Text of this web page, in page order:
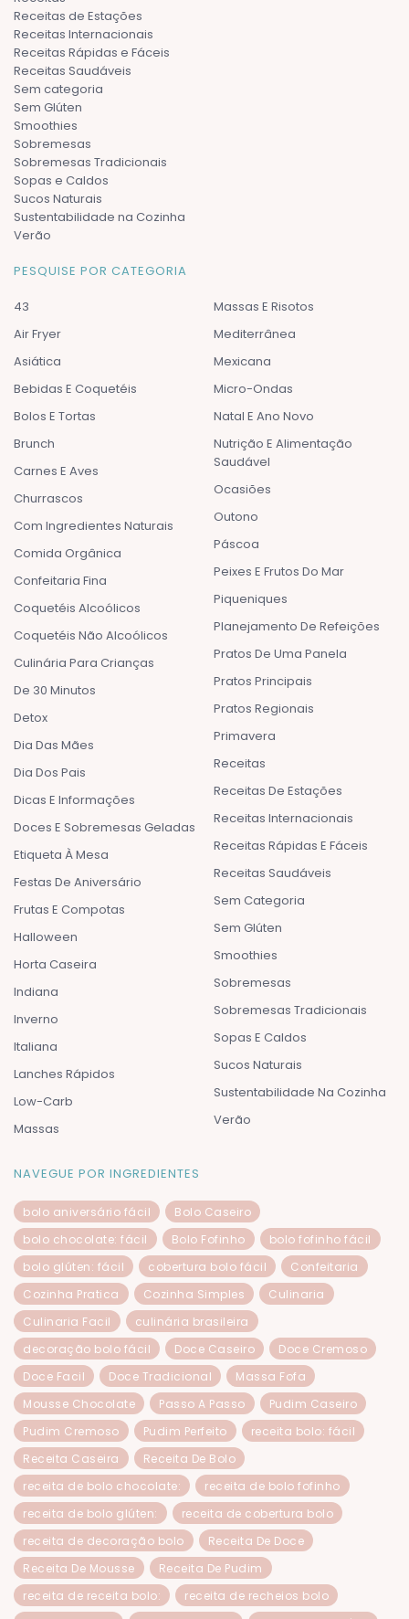
Receitas de Estações
Receitas Internacionais
Receitas Rápidas e Fáceis
Receitas Saudáveis
Sem categoria
Sem Glúten
Smoothies
Sobremesas
Sobremesas Tradicionais
Sopas e Caldos
Sucos Naturais
Sustentabilidade na Cozinha
Verão
PESQUISE POR CATEGORIA
43
Air Fryer
Asiática
Bebidas E Coquetéis
Bolos E Tortas
Brunch
Carnes E Aves
Churrascos
Com Ingredientes Naturais
Comida Orgânica
Confeitaria Fina
Coquetéis Alcoólicos
Coquetéis Não Alcoólicos
Culinária Para Crianças
De 30 Minutos
Detox
Dia Das Mães
Dia Dos Pais
Dicas E Informações
Doces E Sobremesas Geladas
Etiqueta À Mesa
Festas De Aniversário
Frutas E Compotas
Halloween
Horta Caseira
Indiana
Inverno
Italiana
Lanches Rápidos
Low-Carb
Massas
Massas E Risotos
Mediterrânea
Mexicana
Micro-Ondas
Natal E Ano Novo
Nutrição E Alimentação
Saudável
Ocasiões
Outono
Páscoa
Peixes E Frutos Do Mar
Piqueniques
Planejamento De Refeições
Pratos De Uma Panela
Pratos Principais
Pratos Regionais
Primavera
Receitas
Receitas De Estações
Receitas Internacionais
Receitas Rápidas E Fáceis
Receitas Saudáveis
Sem Categoria
Sem Glúten
Smoothies
Sobremesas
Sobremesas Tradicionais
Sopas E Caldos
Sucos Naturais
Sustentabilidade Na Cozinha
Verão
NAVEGUE POR INGREDIENTES
bolo aniversário fácil
Bolo Caseiro
bolo chocolate: fácil
Bolo Fofinho
bolo fofinho fácil
bolo glúten: fácil
cobertura bolo fácil
Confeitaria
Cozinha Pratica
Cozinha Simples
Culinaria
Culinaria Facil
culinária brasileira
decoração bolo fácil
Doce Caseiro
Doce Cremoso
Doce Facil
Doce Tradicional
Massa Fofa
Mousse Chocolate
Passo A Passo
Pudim Caseiro
Pudim Cremoso
Pudim Perfeito
receita bolo: fácil
Receita Caseira
Receita De Bolo
receita de bolo chocolate:
receita de bolo fofinho
receita de bolo glúten:
receita de cobertura bolo
receita de decoração bolo
Receita De Doce
Receita De Mousse
Receita De Pudim
receita de receita bolo:
receita de recheios bolo